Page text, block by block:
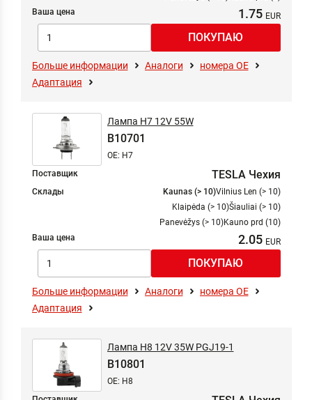
Ваша цена
1.75
Больше информации Аналоги
номера ОЕ
Адаптация
Лампа H7 12V 55W
B10701
OE: H7
Поставщик
TESLA Чехия
Склады Kaunas (> 10)Vilnius Len (> 10)
Klaipėda (> 10)Šiauliai (> 10)
Panevėžys (> 10)Kauno prd (10)
Ваша цена
2.05
Больше информации Аналоги
номера ОЕ
Адаптация
Лампа H8 12V 35W PGJ19-1
B10801
OE: H8